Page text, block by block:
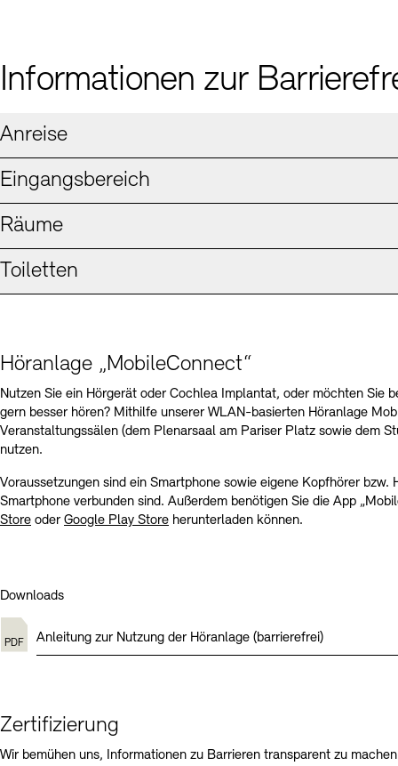
Informationen zur
Anreise
Eingangsbereich
Räume
Toiletten
Höranlage „MobileConnect“
Nutzen Sie ein Hörgerät oder Cochlea Implantat, oder möchten Sie
gern besser hören? Mithilfe unserer WLAN-basierten Höranlage
Veranstaltungssälen (dem Plenarsaal am Pariser Platz sowie dem
nutzen.
Voraussetzungen sind ein Smartphone sowie eigene Kopfhörer
Smartphone verbunden sind. Außerdem benötigen Sie die App
Store oder Google Play Store herunterladen können.
Downloads
Anleitung zur Nutzung der Höranlage (barrierefrei)
Zertifizierung
Wir bemühen uns, Informationen zu Barrieren transparent zu